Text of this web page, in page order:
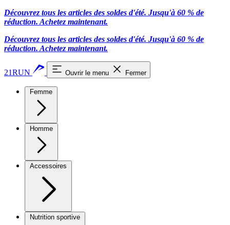
Découvrez tous les articles des soldes d'été. Jusqu'à 60 % de
réduction. Achetez maintenant.
Découvrez tous les articles des soldes d'été. Jusqu'à 60 % de
réduction. Achetez maintenant.
21RUN Ouvrir le menu Fermer
Femme
Homme
Accessoires
Nutrition sportive